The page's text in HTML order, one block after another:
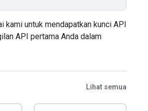
kami untuk mendapatkan kunci API
API pertama Anda dalam
Lihat semua